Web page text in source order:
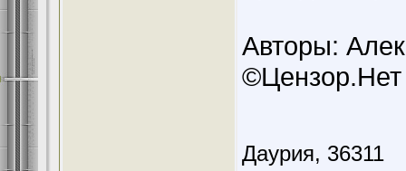
Авторы:
©Цензор.Нет
Даурия, 36311